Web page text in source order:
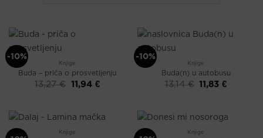
-10%
Knjige
Buda – priča o prosvetljenju
13,27€
Izvorna
cijena
11,94 €Trenutna
cijena
-10%
Knjige
Buda(n) u autobusu
13,14€
Izvorna
cijena
11,83€Trenutna
cijena
Knjige Knjige